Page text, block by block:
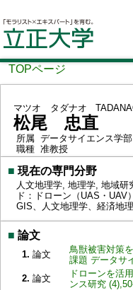
TOPページ
マツオ タダナオ
松尾 忠直
所属 データサイエンス学
職種 准教授
■ 現在の専門分野
人文地理学, 地理学, 地域
ド：ドローン（UAS・UAV
GIS、人文地理学、経済地
■ 論文
1. 論文
鳥獣被害対策
課題 データサ
2. 論文
ドローンを活
ンス研究